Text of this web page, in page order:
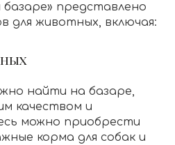
представлено
для животных, включая:
найти на базаре,
качеством и
можно приобрести
корма для собак и